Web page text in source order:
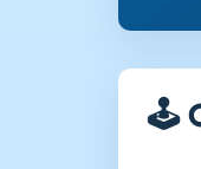
🕹️